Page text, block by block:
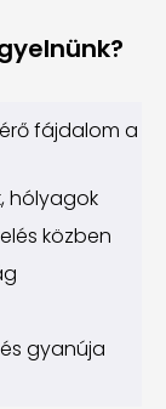
fájdalom a
hólyagok
közben
gyanúja